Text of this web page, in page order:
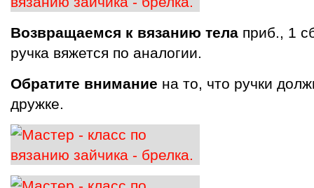
Возвращаемся к вязанию тела приб., 1
ручка вяжется по аналогии.
Обратите внимание на то, что ручки
дружке.